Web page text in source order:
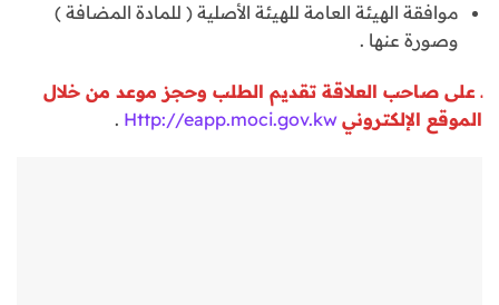
موافقة الهيئة العامة للهيئة الأصلية ( للمادة المضافة )
وصورة عنها .
ـ على صاحب العلاقة تقديم الطلب وحجز موعد من خلال
الموقع الإلكتروني Http://eapp.moci.gov.kw
.